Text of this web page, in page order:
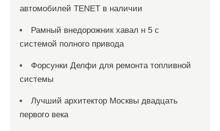
автомобилей TENET в наличии
Рамный внедорожник хавал н 5 с
системой полного привода
Форсунки Делфи для ремонта топливной
системы
Лучший архитектор Москвы двадцать
первого века